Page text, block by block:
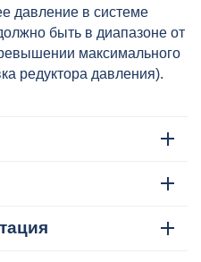
давление в системе
быть в диапазоне от
максимального
редуктора давления).